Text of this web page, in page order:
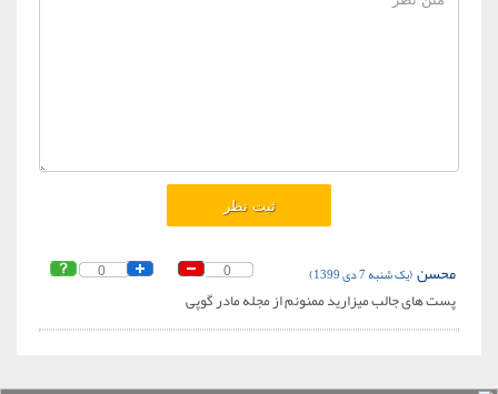
0 0 محسن(یک شنبه 7 دی 1399)
پست های جالب میزارید ممنونم از مجله مادر گوپی